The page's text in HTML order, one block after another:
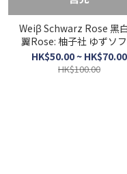
Weiβ Schwarz Rose 黑
翼Rose: 柚子社 ゆずソ
預組 (原盒)
HK$50.00 ~ HK$70.00
HK$100.00